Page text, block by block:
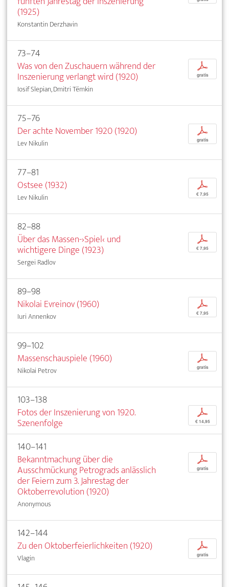
(1925)
Konstantin Derzhavin
73–74
Was von den Zuschauern während der
Inszenierung verlangt wird (1920)
Iosif Slepian, Dmitri Tëmkin
p
gratis
75–76
Der achte November 1920 (1920)
Lev Nikulin
p
gratis
77–81
Ostsee (1932)
Lev Nikulin
p
€ 7,95
82–88
Über das Massen-›Spiel‹ und
wichtigere Dinge (1923)
Sergei Radlov
p
€ 7,95
89–98
Nikolai Evreinov (1960)
Iuri Annenkov
p
€ 7,95
99–102
Massenschauspiele (1960)
Nikolai Petrov
p
gratis
103–138
Fotos der Inszenierung von 1920.
Szenenfolge
p
€ 14,95
140–141
Bekanntmachung über die
Ausschmückung Petrograds anlässlich
der Feiern zum 3. Jahrestag der
Oktoberrevolution (1920)
Anonymous
p
gratis
142–144
Zu den Oktoberfeierlichkeiten (1920)
Vlagin
p
gratis